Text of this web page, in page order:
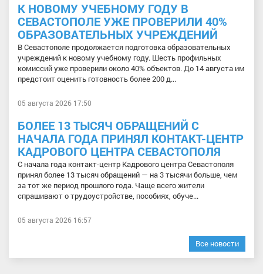
К НОВОМУ УЧЕБНОМУ ГОДУ В
СЕВАСТОПОЛЕ УЖЕ ПРОВЕРИЛИ 40%
ОБРАЗОВАТЕЛЬНЫХ УЧРЕЖДЕНИЙ
В Севастополе продолжается подготовка образовательных
учреждений к новому учебному году. Шесть профильных
комиссий уже проверили около 40% объектов. До 14 августа им
предстоит оценить готовность более 200 д...
05 августа 2026 17:50
БОЛЕЕ 13 ТЫСЯЧ ОБРАЩЕНИЙ С
НАЧАЛА ГОДА ПРИНЯЛ КОНТАКТ-ЦЕНТР
КАДРОВОГО ЦЕНТРА СЕВАСТОПОЛЯ
С начала года контакт-центр Кадрового центра Севастополя
принял более 13 тысяч обращений — на 3 тысячи больше, чем
за тот же период прошлого года. Чаще всего жители
спрашивают о трудоустройстве, пособиях, обуче...
05 августа 2026 16:57
Все новости